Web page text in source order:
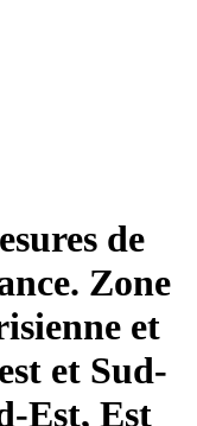
de
Zone
et
et Sud-
Est, Est